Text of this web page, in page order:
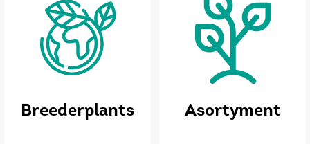
Breederplants Asortyment